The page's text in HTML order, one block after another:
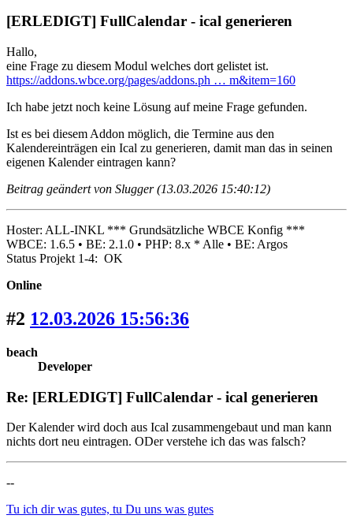
[ERLEDIGT] FullCalendar - ical generieren
Hallo,
eine Frage zu diesem Modul welches dort gelistet ist.
https://addons.wbce.org/pages/addons.ph … m&item=160
Ich habe jetzt noch keine Lösung auf meine Frage gefunden.
Ist es bei diesem Addon möglich, die Termine aus den
Kalendereinträgen ein Ical zu generieren, damit man das in seinen
eigenen Kalender eintragen kann?
Beitrag geändert von Slugger (13.03.2026 15:40:12)
Hoster: ALL-INKL *** Grundsätzliche WBCE Konfig ***
WBCE: 1.6.5 • BE: 2.1.0 • PHP: 8.x * Alle • BE: Argos
Status Projekt 1-4: OK
Online
#2 12.03.2026 15:56:36
beach
Developer
Re: [ERLEDIGT] FullCalendar - ical generieren
Der Kalender wird doch aus Ical zusammengebaut und man kann
nichts dort neu eintragen. ODer verstehe ich das was falsch?
--
Tu ich dir was gutes, tu Du uns was gutes